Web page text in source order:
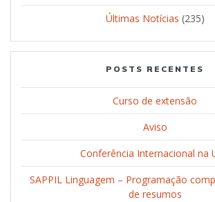
Últimas Notícias (235)
POSTS RECENTES
Curso de extensão
Aviso
Conferência Internacional na
SAPPIL Linguagem – Programação
de resumos